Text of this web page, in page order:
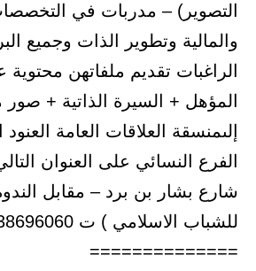
التصوير) – مدربات في
والمالية وتطوير الذات وجميع
الراغبات تقديم ملفاتهن
المؤهل + السيرة الذاتية +
إلىمنسقة العلاقات العامة
الفرع النسائي على العنوان
شارع بشار بن برد – مقابل
للشباب الاسلامي ) ت
==============